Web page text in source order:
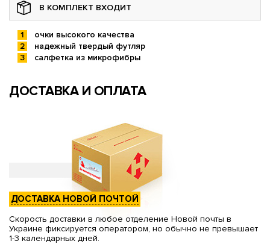
В КОМПЛЕКТ ВХОДИТ
очки высокого качества
надежный твердый футляр
салфетка из микрофибры
ДОСТАВКА И ОПЛАТА
ДОСТАВКА НОВОЙ ПОЧТОЙ
Скорость доставки в любое отделение Новой почты в
Украине фиксируется оператором, но обычно не превышает
1-3 календарных дней.